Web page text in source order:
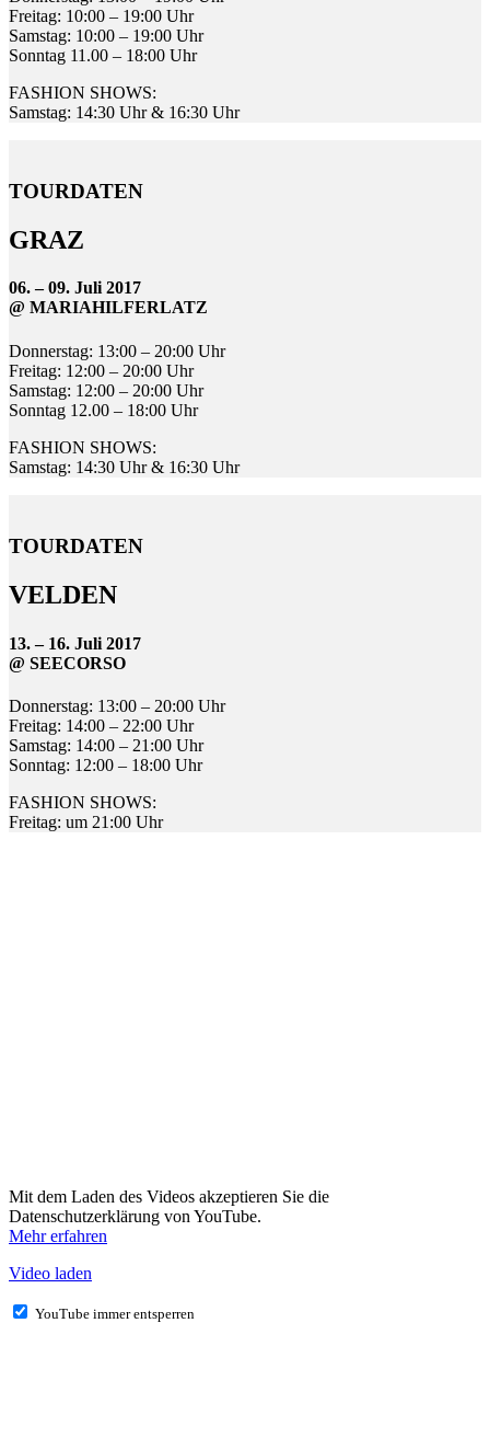
Freitag: 10:00 – 19:00 Uhr
Samstag: 10:00 – 19:00 Uhr
Sonntag 11.00 – 18:00 Uhr
FASHION SHOWS:
Samstag: 14:30 Uhr & 16:30 Uhr
TOURDATEN
GRAZ
06. – 09. Juli 2017
@ MARIAHILFERLATZ
Donnerstag: 13:00 – 20:00 Uhr
Freitag: 12:00 – 20:00 Uhr
Samstag: 12:00 – 20:00 Uhr
Sonntag 12.00 – 18:00 Uhr
FASHION SHOWS:
Samstag: 14:30 Uhr & 16:30 Uhr
TOURDATEN
VELDEN
13. – 16. Juli 2017
@ SEECORSO
Donnerstag: 13:00 – 20:00 Uhr
Freitag: 14:00 – 22:00 Uhr
Samstag: 14:00 – 21:00 Uhr
Sonntag: 12:00 – 18:00 Uhr
FASHION SHOWS:
Freitag: um 21:00 Uhr
Mit dem Laden des Videos akzeptieren Sie die
Datenschutzerklärung von YouTube.
Mehr erfahren
Video laden
YouTube immer entsperren